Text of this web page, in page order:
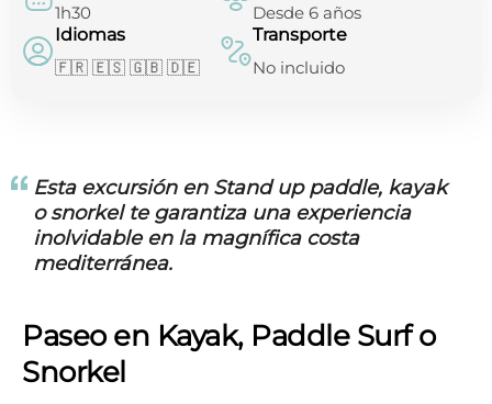
1h30
Desde 6 años
Idiomas
🇫🇷 🇪🇸 🇬🇧 🇩🇪
Transporte
No incluido
Esta excursión en Stand up paddle, kayak
o snorkelte garantiza una experiencia
inolvidable en la magnífica costa
mediterránea.
Paseo en Kayak, Paddle Surf o
Snorkel